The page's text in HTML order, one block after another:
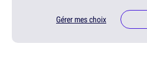
Gérer mes choix